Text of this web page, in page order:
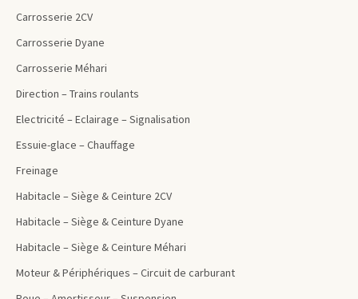
Carrosserie 2CV
Carrosserie Dyane
Carrosserie Méhari
Direction – Trains roulants
Electricité – Eclairage – Signalisation
Essuie-glace – Chauffage
Freinage
Habitacle – Siège & Ceinture 2CV
Habitacle – Siège & Ceinture Dyane
Habitacle – Siège & Ceinture Méhari
Moteur & Périphériques – Circuit de carburant